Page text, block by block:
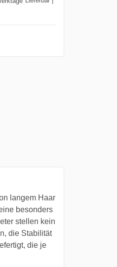
langem Haar
besonders
stellen kein
die Stabilität
die je